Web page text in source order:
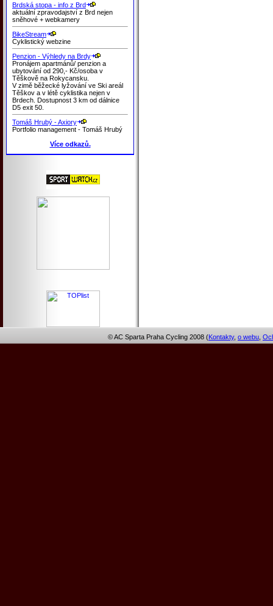
Brdská stopa - info z Brd
aktuální zpravodajství z Brd nejen
sněhové + webkamery
BikeStream
Cyklistický webzine
Penzion - Výhledy na Brdy
Pronájem apartmánů/ penzion a
ubytování od 290,- Kč/osoba v
Těškově na Rokycansku.
V zimě běžecké lyžování ve Ski areál
Těškov a v létě cyklistika nejen v
Brdech. Dostupnost 3 km od dálnice
D5 exit 50.
Tomáš Hrubý - Axiory
Portfolio management - Tomáš Hrubý
Více odkazů.
© AC Sparta Praha Cycling 2008 (Kontakty, o webu